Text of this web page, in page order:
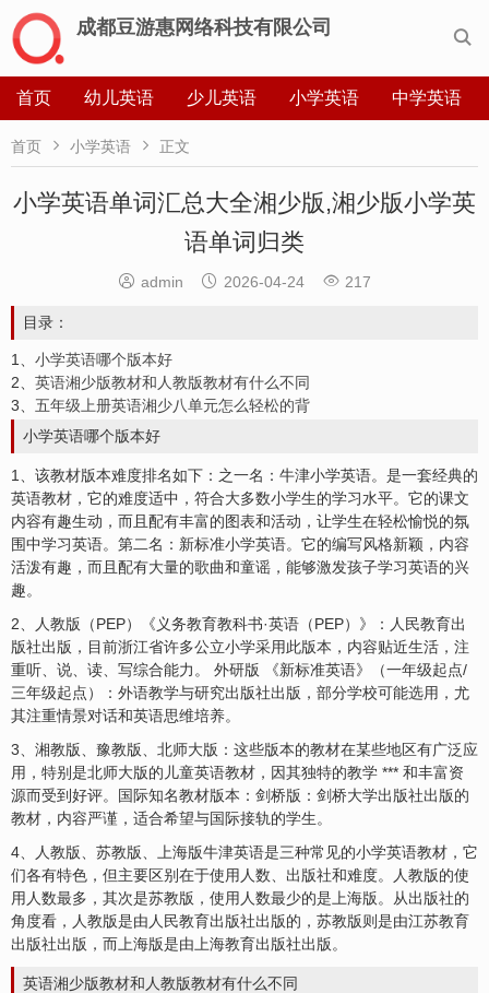

成都豆游惠网络科技有限公司
首页 幼儿英语 少儿英语 小学英语 中学英语
首页  小学英语  正文
小学英语单词汇总大全湘少版,湘少版小学英
语单词归类
 admin  2026-04-24  217
目录：
1、 小学英语哪个版本好
2、 英语湘少版教材和人教版教材有什么不同
3、 五年级上册英语湘少八单元怎么轻松的背
小学英语哪个版本好
1、该教材版本难度排名如下：之一名：牛津小学英语。是一套经典的
英语教材，它的难度适中，符合大多数小学生的学习水平。它的课文
内容有趣生动，而且配有丰富的图表和活动，让学生在轻松愉悦的氛
围中学习英语。第二名：新标准小学英语。它的编写风格新颖，内容
活泼有趣，而且配有大量的歌曲和童谣，能够激发孩子学习英语的兴
趣。
2、人教版（PEP）《义务教育教科书·英语（PEP）》：人民教育出
版社出版，目前浙江省许多公立小学采用此版本，内容贴近生活，注
重听、说、读、写综合能力。 外研版 《新标准英语》（一年级起点/
三年级起点）：外语教学与研究出版社出版，部分学校可能选用，尤
其注重情景对话和英语思维培养。
3、湘教版、豫教版、北师大版：这些版本的教材在某些地区有广泛应
用，特别是北师大版的儿童英语教材，因其独特的教学 *** 和丰富资
源而受到好评。国际知名教材版本：剑桥版：剑桥大学出版社出版的
教材，内容严谨，适合希望与国际接轨的学生。
4、人教版、苏教版、上海版牛津英语是三种常见的小学英语教材，它
们各有特色，但主要区别在于使用人数、出版社和难度。人教版的使
用人数最多，其次是苏教版，使用人数最少的是上海版。从出版社的
角度看，人教版是由人民教育出版社出版的，苏教版则是由江苏教育
出版社出版，而上海版是由上海教育出版社出版。
英语湘少版教材和人教版教材有什么不同